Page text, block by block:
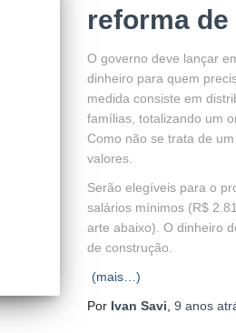
reforma de
O governo deve lançar
dinheiro para quem
medida consiste em
famílias, totalizando um
Como não se trata de
valores.
Serão elegíveis para o
salários mínimos (R$
arte abaixo). O dinheiro
de construção.
(mais…)
Por Ivan Savi 9 anos